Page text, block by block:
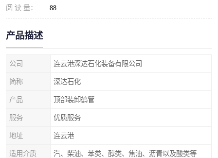
阅 读 量： 88
产品描述
公司 连云港深达石化装备有限公司
简称 深达石化
产品 顶部装卸鹤管
服务 优质服务
地址 连云港
适用介质 汽、柴油、苯类、醇类、焦油、沥青以及酸类等